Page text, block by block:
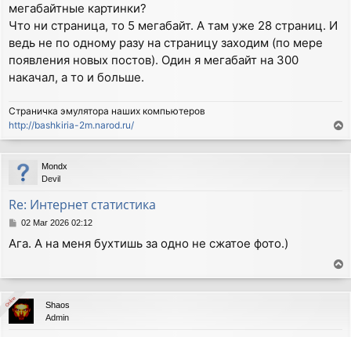
мегабайтные картинки?
Что ни страница, то 5 мегабайт. А там уже 28 страниц. И
ведь не по одному разу на страницу заходим (по мере
появления новых постов). Один я мегабайт на 300
накачал, а то и больше.
Страничка эмулятора наших компьютеров
http://bashkiria-2m.narod.ru/
o
p
Mondx
Devil
Re: Интернет статистика
P
s
02 Mar 2026 02:12
Ага. А на меня бухтишь за одно не сжатое фото.)
o
p
Shaos
Admin
Online
Online